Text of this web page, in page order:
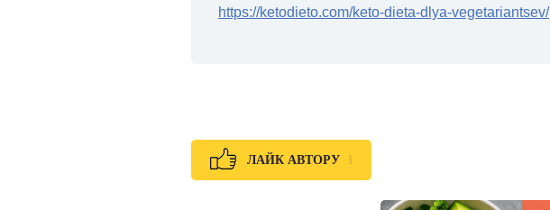
https://ketodieto.com/keto-dieta-dlya-vegetariantsev/
ЛАЙК АВТОРУ